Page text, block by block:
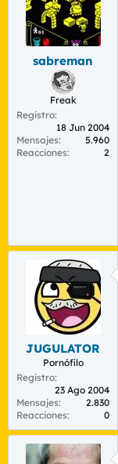
sabreman
Freak
Registro
18 Jun 2004
Mensajes
5.960
Reacciones
2
JUGULATOR
Pornófilo
Registro
23 Ago 2004
Mensajes
2.830
Reacciones
0